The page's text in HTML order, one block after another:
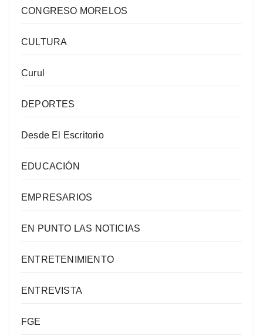
CONGRESO MORELOS
CULTURA
Curul
DEPORTES
Desde El Escritorio
EDUCACIÓN
EMPRESARIOS
EN PUNTO LAS NOTICIAS
ENTRETENIMIENTO
ENTREVISTA
FGE